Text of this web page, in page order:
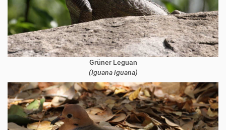
Grüner Leguan
(Iguana iguana)